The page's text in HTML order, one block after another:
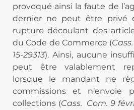
provoqué ainsi la faute de
dernier ne peut être privé
rupture découlant des
du Code de Commerce (
15-29313). Ainsi, aucune
peut être valablement
lorsque le mandant ne
commissions et n’envoie
collections (Cass. Com. 9